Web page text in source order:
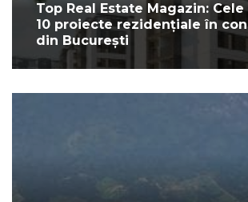
Top Real Estate Magazin:
10 proiecte rezidențiale în
din București